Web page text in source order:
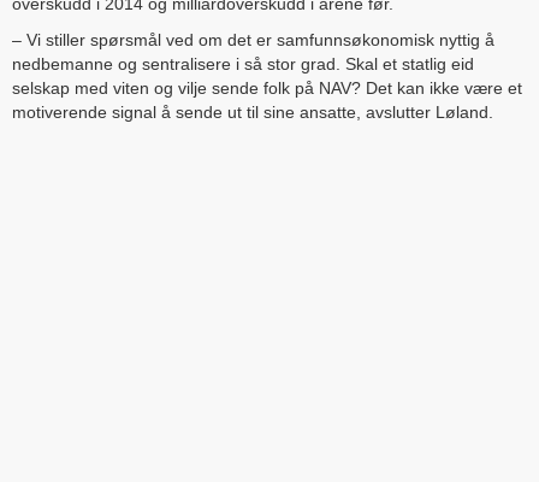
overskudd i 2014 og milliardoverskudd i årene før.
– Vi stiller spørsmål ved om det er samfunnsøkonomisk nyttig å
nedbemanne og sentralisere i så stor grad. Skal et statlig eid
selskap med viten og vilje sende folk på NAV? Det kan ikke være et
motiverende signal å sende ut til sine ansatte, avslutter Løland.